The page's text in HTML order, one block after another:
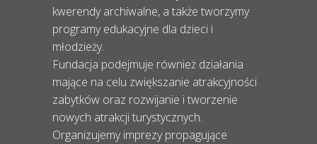
kwerendy archiwalne, a także tworzymy
programy edukacyjne dla dzieci i
młodzieży.
Fundacja podejmuje również działania
mające na celu zwiększanie atrakcyjności
zabytków oraz rozwijanie i tworzenie
nowych atrakcji turystycznych.
Organizujemy imprezy propagujące